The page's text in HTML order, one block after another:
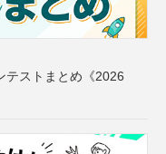
テストまとめ《2026